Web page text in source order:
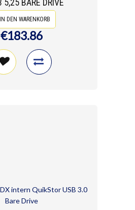
5,25 BARE DRIVE
IN DEN WARENKORB
€183.86